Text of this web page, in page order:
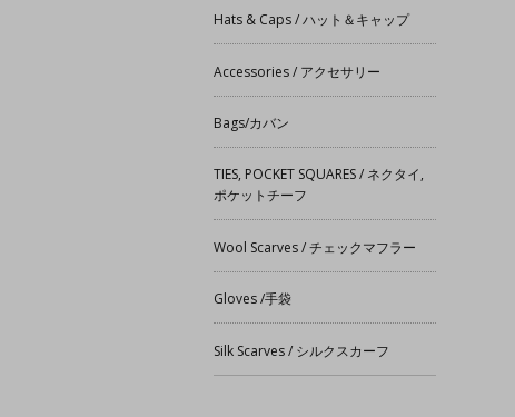
Hats & Caps / ハット＆キャップ
Accessories / アクセサリー
Bags/カバン
TIES, POCKET SQUARES / ネクタイ,
ポケットチーフ
Wool Scarves / チェックマフラー
Gloves /手袋
Silk Scarves / シルクスカーフ